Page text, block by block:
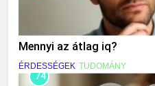
Mennyi az átlag iq?
ÉRDESSÉGEK TUDOMÁNY
74